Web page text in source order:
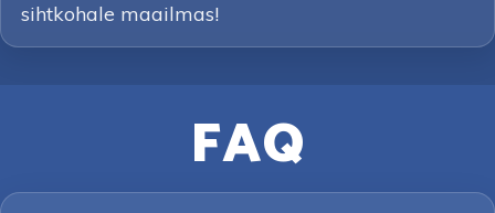
sihtkohale maailmas!
FAQ